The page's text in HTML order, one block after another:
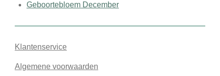
Geboortebloem December
Klantenservice
Algemene voorwaarden